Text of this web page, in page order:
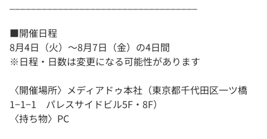
■開催日程
8月4日（火）〜8月7日（金）の4日間
※日程・日数は変更になる可能性があります
〈開催場所〉メディアドゥ本社（東京都千代田区一ツ橋
1−1−1 パレスサイドビル5F・8F）
〈持ち物〉PC